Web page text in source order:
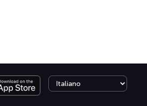
Select language